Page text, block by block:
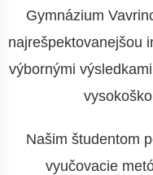
Gymnázium
najrešpektovanejšou
výbornými
Našim študentom
vyučovacie